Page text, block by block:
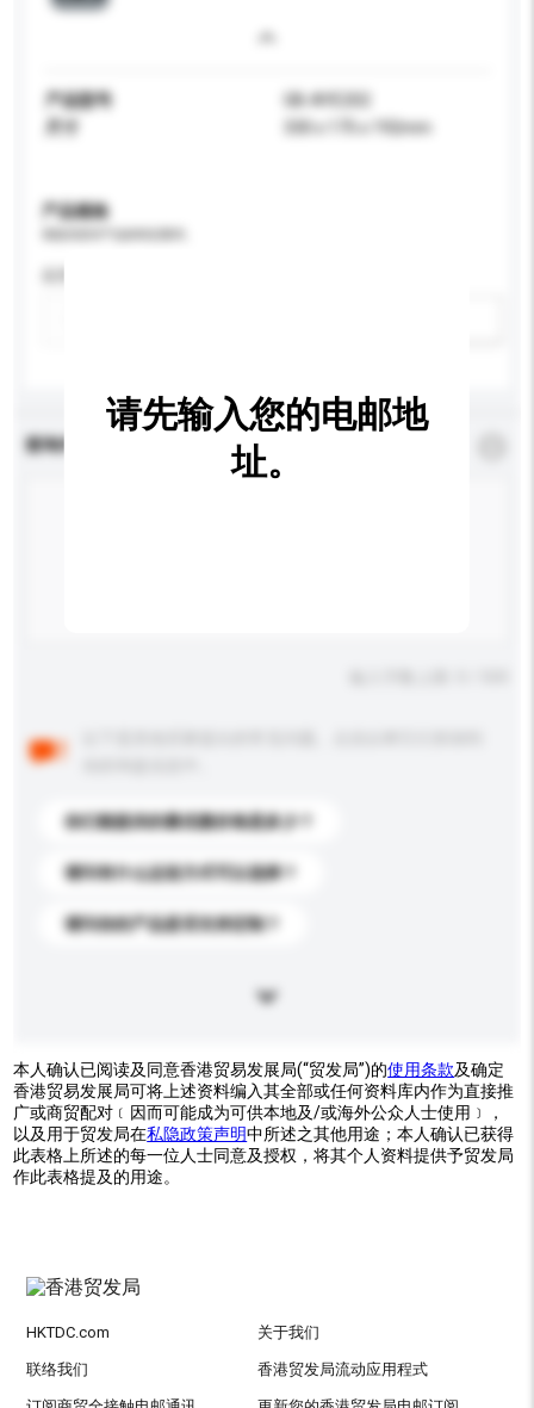
产品型号
GB-AYE202
330 x 175 x 192mm
产品规格
查询内容
你们能提供的最优惠价格是多少？
请问有什么运送方式可以选择？
请问你的产品是否支持定制？
请先输入您的电邮地
址。
本人确认已阅读及同意香港贸易发展局(“贸发局”)的使用条款及确定
香港贸易发展局可将上述资料编入其全部或任何资料库内作为直接推
广或商贸配对﹝因而可能成为可供本地及/或海外公众人士使用﹞，
以及用于贸发局在私隐政策声明中所述之其他用途；本人确认已获得
此表格上所述的每一位人士同意及授权，将其个人资料提供予贸发局
作此表格提及的用途。
HKTDC.com 关于我们
联络我们 香港贸发局流动应用程式